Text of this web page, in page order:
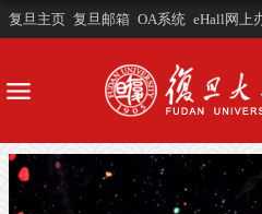
复旦主页 复旦邮箱 OA系统 eHall网上